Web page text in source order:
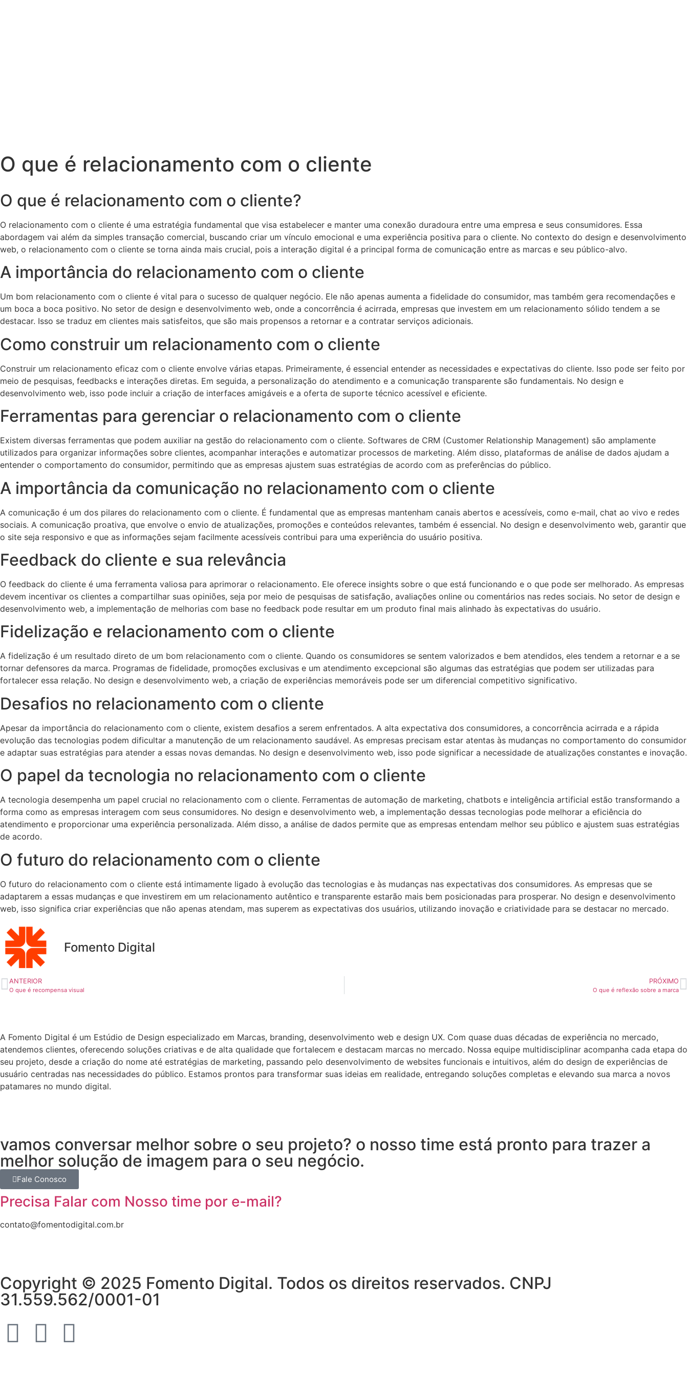
O que é relacionamento com o cliente
O que é relacionamento com o cliente?
O relacionamento com o cliente é uma estratégia fundamental que visa estabelecer e manter uma conexão duradoura entre uma empresa e seus consumidores. Essa
abordagem vai além da simples transação comercial, buscando criar um vínculo emocional e uma experiência positiva para o cliente. No contexto do design e desenvolvimento
web, o relacionamento com o cliente se torna ainda mais crucial, pois a interação digital é a principal forma de comunicação entre as marcas e seu público-alvo.
A importância do relacionamento com o cliente
Um bom relacionamento com o cliente é vital para o sucesso de qualquer negócio. Ele não apenas aumenta a fidelidade do consumidor, mas também gera recomendações e
um boca a boca positivo. No setor de design e desenvolvimento web, onde a concorrência é acirrada, empresas que investem em um relacionamento sólido tendem a se
destacar. Isso se traduz em clientes mais satisfeitos, que são mais propensos a retornar e a contratar serviços adicionais.
Como construir um relacionamento com o cliente
Construir um relacionamento eficaz com o cliente envolve várias etapas. Primeiramente, é essencial entender as necessidades e expectativas do cliente. Isso pode ser feito por
meio de pesquisas, feedbacks e interações diretas. Em seguida, a personalização do atendimento e a comunicação transparente são fundamentais. No design e
desenvolvimento web, isso pode incluir a criação de interfaces amigáveis e a oferta de suporte técnico acessível e eficiente.
Ferramentas para gerenciar o relacionamento com o cliente
Existem diversas ferramentas que podem auxiliar na gestão do relacionamento com o cliente. Softwares de CRM (Customer Relationship Management) são amplamente
utilizados para organizar informações sobre clientes, acompanhar interações e automatizar processos de marketing. Além disso, plataformas de análise de dados ajudam a
entender o comportamento do consumidor, permitindo que as empresas ajustem suas estratégias de acordo com as preferências do público.
A importância da comunicação no relacionamento com o cliente
A comunicação é um dos pilares do relacionamento com o cliente. É fundamental que as empresas mantenham canais abertos e acessíveis, como e-mail, chat ao vivo e redes
sociais. A comunicação proativa, que envolve o envio de atualizações, promoções e conteúdos relevantes, também é essencial. No design e desenvolvimento web, garantir que
o site seja responsivo e que as informações sejam facilmente acessíveis contribui para uma experiência do usuário positiva.
Feedback do cliente e sua relevância
O feedback do cliente é uma ferramenta valiosa para aprimorar o relacionamento. Ele oferece insights sobre o que está funcionando e o que pode ser melhorado. As empresas
devem incentivar os clientes a compartilhar suas opiniões, seja por meio de pesquisas de satisfação, avaliações online ou comentários nas redes sociais. No setor de design e
desenvolvimento web, a implementação de melhorias com base no feedback pode resultar em um produto final mais alinhado às expectativas do usuário.
Fidelização e relacionamento com o cliente
A fidelização é um resultado direto de um bom relacionamento com o cliente. Quando os consumidores se sentem valorizados e bem atendidos, eles tendem a retornar e a se
tornar defensores da marca. Programas de fidelidade, promoções exclusivas e um atendimento excepcional são algumas das estratégias que podem ser utilizadas para
fortalecer essa relação. No design e desenvolvimento web, a criação de experiências memoráveis pode ser um diferencial competitivo significativo.
Desafios no relacionamento com o cliente
Apesar da importância do relacionamento com o cliente, existem desafios a serem enfrentados. A alta expectativa dos consumidores, a concorrência acirrada e a rápida
evolução das tecnologias podem dificultar a manutenção de um relacionamento saudável. As empresas precisam estar atentas às mudanças no comportamento do consumidor
e adaptar suas estratégias para atender a essas novas demandas. No design e desenvolvimento web, isso pode significar a necessidade de atualizações constantes e inovação.
O papel da tecnologia no relacionamento com o cliente
A tecnologia desempenha um papel crucial no relacionamento com o cliente. Ferramentas de automação de marketing, chatbots e inteligência artificial estão transformando a
forma como as empresas interagem com seus consumidores. No design e desenvolvimento web, a implementação dessas tecnologias pode melhorar a eficiência do
atendimento e proporcionar uma experiência personalizada. Além disso, a análise de dados permite que as empresas entendam melhor seu público e ajustem suas estratégias
de acordo.
O futuro do relacionamento com o cliente
O futuro do relacionamento com o cliente está intimamente ligado à evolução das tecnologias e às mudanças nas expectativas dos consumidores. As empresas que se
adaptarem a essas mudanças e que investirem em um relacionamento autêntico e transparente estarão mais bem posicionadas para prosperar. No design e desenvolvimento
web, isso significa criar experiências que não apenas atendam, mas superem as expectativas dos usuários, utilizando inovação e criatividade para se destacar no mercado.
Fomento Digital
ANTERIOR
O que é recompensa visual
PRÓXIMO
O que é reflexão sobre a marca
A Fomento Digital é um Estúdio de Design especializado em Marcas, branding, desenvolvimento web e design UX. Com quase duas décadas de experiência no mercado,
atendemos clientes, oferecendo soluções criativas e de alta qualidade que fortalecem e destacam marcas no mercado. Nossa equipe multidisciplinar acompanha cada etapa do
seu projeto, desde a criação do nome até estratégias de marketing, passando pelo desenvolvimento de websites funcionais e intuitivos, além do design de experiências de
usuário centradas nas necessidades do público. Estamos prontos para transformar suas ideias em realidade, entregando soluções completas e elevando sua marca a novos
patamares no mundo digital.
vamos conversar melhor sobre o seu projeto? o nosso time está pronto para trazer a
melhor solução de imagem para o seu negócio.
Fale Conosco
Precisa Falar com Nosso time por e-mail?
contato@fomentodigital.com.br
Copyright © 2025 Fomento Digital. Todos os direitos reservados. CNPJ
31.559.562/0001-01